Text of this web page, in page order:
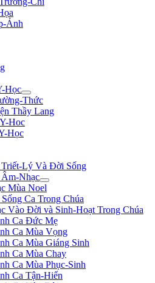
Ảnh
Học
Thức
Thầy Lang
Hoc
Học
Lý Và Đời Sống
Nhạc
Mùa Noel
Ca Trong Chúa
Vào Đời và Sinh-Hoạt Trong Chúa
Ca Đức Mẹ
Ca Mùa Vọng
Ca Mùa Giáng Sinh
Ca Mùa Chay
Ca Mùa Phục-Sinh
Ca Tận-Hiến